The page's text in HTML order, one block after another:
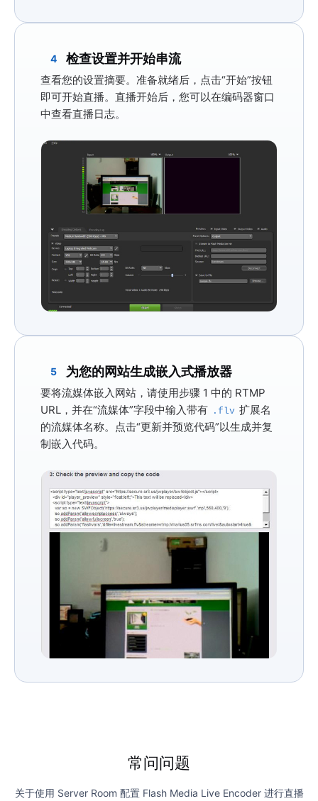
4 检查设置并开始串流
查看您的设置摘要。准备就绪后，点击“开始”按钮
即可开始直播。直播开始后，您可以在编码器窗口
中查看直播日志。
5 为您的网站生成嵌入式播放器
要将流媒体嵌入网站，请使用步骤 1 中的 RTMP
URL，并在“流媒体”字段中输入带有 .flv 扩展名
的流媒体名称。点击“更新并预览代码”以生成并复
制嵌入代码。
常问问题
关于使用 Server Room 配置 Flash Media Live Encoder 进行直播